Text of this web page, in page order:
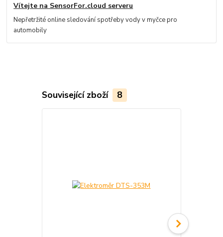
Vítejte na SensorFor.cloud serveru
Nepřetržité online sledování spotřeby vody v myčce pro
automobily
Související zboží 8